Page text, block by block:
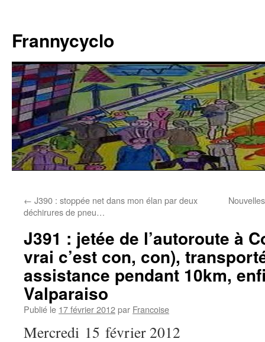
contenu
Frannycyclo
← J390 : stoppée net dans mon élan par deux
déchirures de pneu…
J391 : jetée de l’autoroute à
vrai c’est con, con),
assistance pendant 10km,
Valparaiso
Publié le 17 février 2012par Francoise
Mercredi 15 février 2012